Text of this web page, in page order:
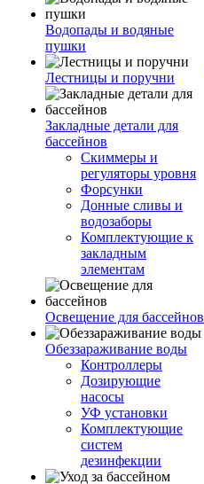
Водопады и водяные
пушки
Лестницы и поручни
Закладные детали для
бассейнов
Скиммеры и
регуляторы уровня
Форсунки
Донные сливы и
водозаборы
Комплектующие к
закладным
элементам
Освещение для бассейнов
Обеззараживание воды
Контроллеры
Дозирующие
насосы
УФ установки
Комплектующие
систем
дезинфекции